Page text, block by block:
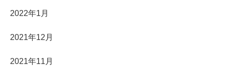
2022年1月
2021年12月
2021年11月